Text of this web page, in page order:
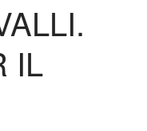
IL